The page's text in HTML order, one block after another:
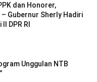
dan Honorer,
Gubernur Sherly Hadiri
DPR RI
Unggulan NTB